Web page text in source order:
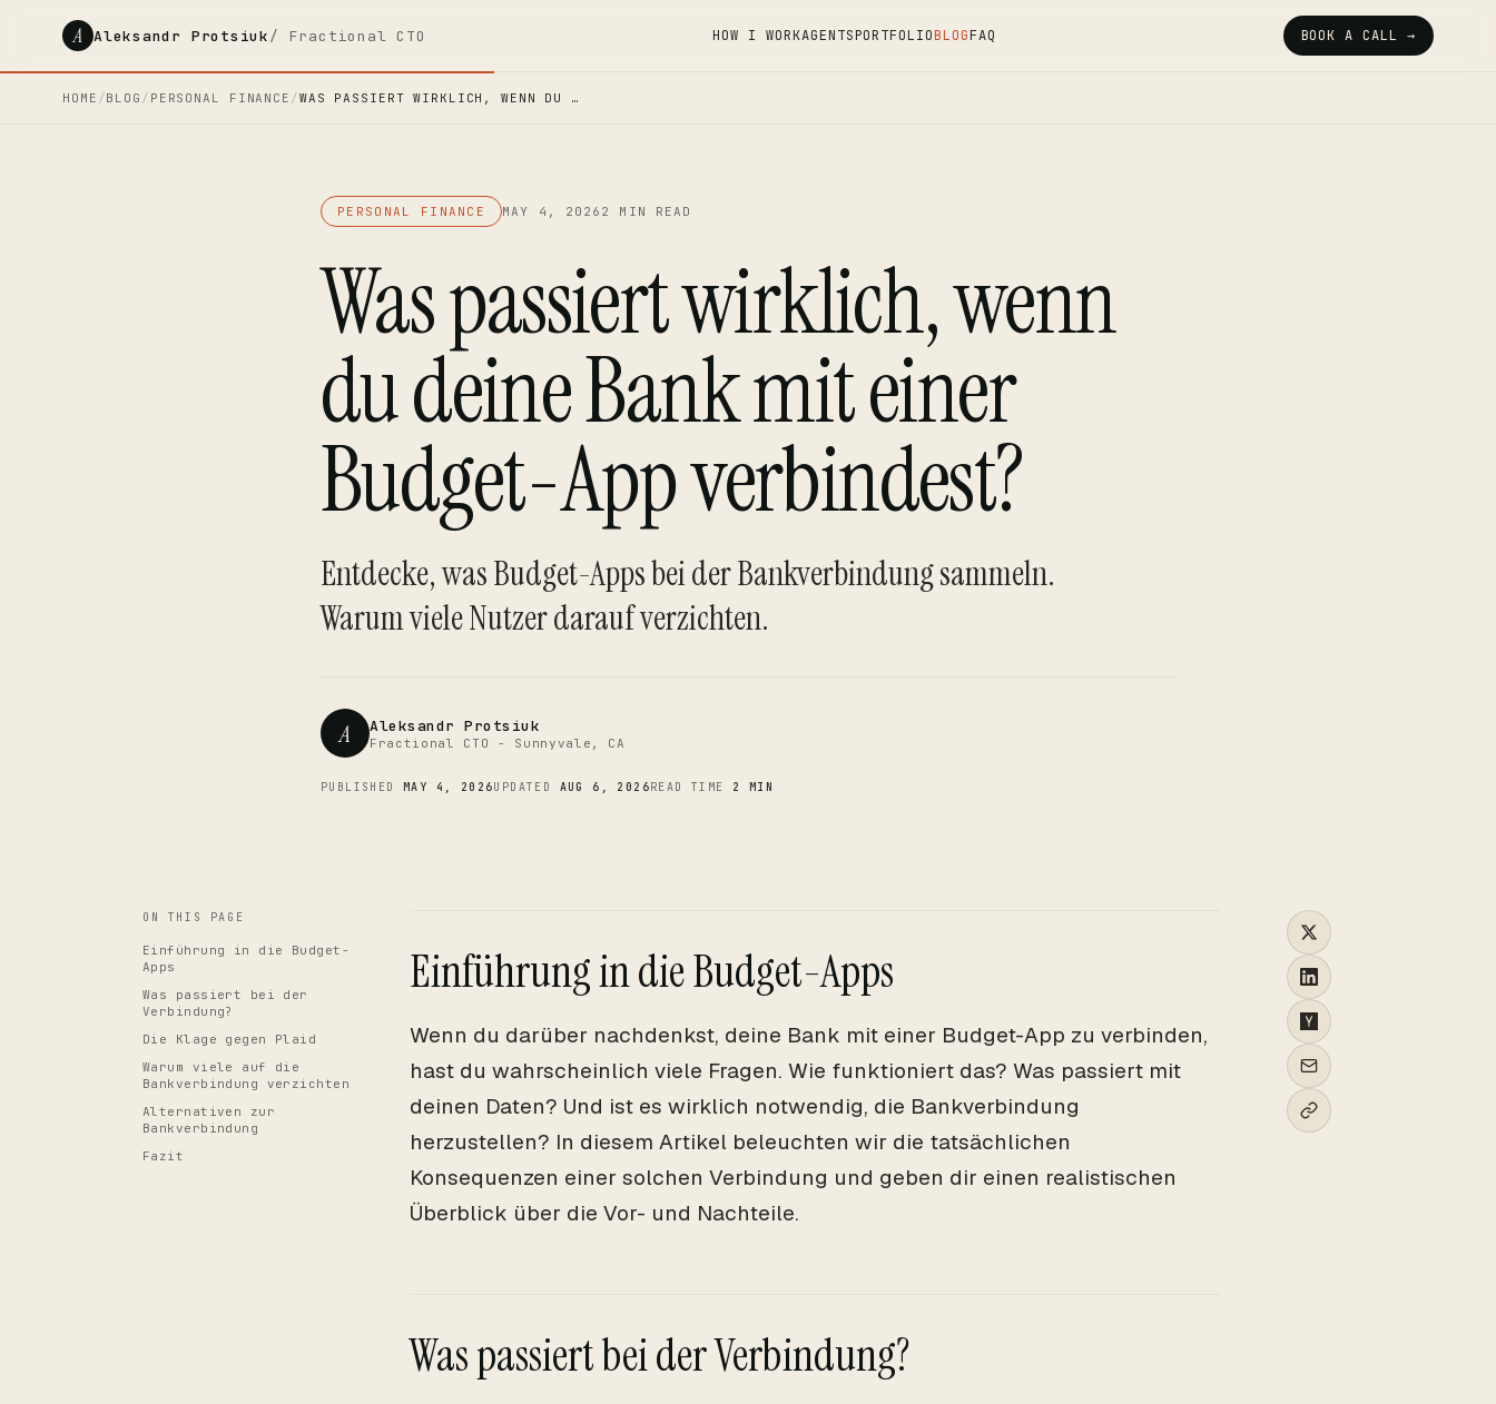
A Aleksandr Protsiuk/ Fractional CTO HOW I WORKAGENTSPORTFOLIOBLOGFAQ BOOK A CALL →
HOME /BLOG / PERSONAL FINANCE /WAS PASSIERT WIRKLICH, WENN DU …
PERSONAL FINANCE MAY 4, 2026 2 MIN READ
Was passiert wirklich, wenn
du deine Bank mit einer
Budget-App verbindest?
Entdecke, was Budget-Apps bei der Bankverbindung sammeln.
Warum viele Nutzer darauf verzichten.
A Aleksandr Protsiuk
Fractional CTO - Sunnyvale, CA
PUBLISHED MAY 4, 2026UPDATED AUG 6, 2026READ TIME 2 MIN
CTO
ON THIS PAGE
Einführung in die Budget-
Apps
Was passiert bei der
Verbindung?
Die Klage gegen Plaid
Warum viele auf die
Bankverbindung verzichten
Alternativen zur
Bankverbindung
Fazit
Einführung in die Budget-Apps
Wenn du darüber nachdenkst, deine Bank mit einer Budget-App zu verbinden,
hast du wahrscheinlich viele Fragen. Wie funktioniert das? Was passiert mit
deinen Daten? Und ist es wirklich notwendig, die Bankverbindung
herzustellen? In diesem Artikel beleuchten wir die tatsächlichen
Konsequenzen einer solchen Verbindung und geben dir einen realistischen
Überblick über die Vor- und Nachteile.
Was passiert bei der Verbindung?